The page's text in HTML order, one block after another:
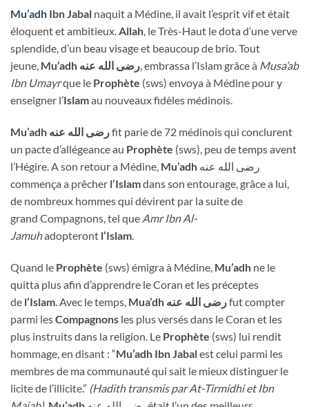
Mu’adh Ibn Jabal naquit a Médine, il avait l’esprit vif et était
éloquent et ambitieux.Allah, le Très-Haut le dota d’une verve
splendide, d’un beau visage et beaucoup de brio. Tout
jeune,
Mu’adh رضى الله عنه, embrassa l’Islam grâce à Musa’ab
Ibn Umayrque le Prophète (sws) envoya à Médine pour y
enseigner l’Islamau nouveaux fidèles médinois.
Mu’adh رضى الله عنهfit parie de 72 médinois qui conclurent
un pacte d’allégeance au Prophète (sws), peu de temps avent
l’Hégire. A son retour a Médine, Mu’adh
commença a prêcher l’Islamdans son entourage, grâce a lui,
de nombreux hommes qui dévirent par la suite de
grand Compagnons, tel que Amr Ibn Al-
Jamuhadopteront l’Islam.
Quand le Prophète (sws) émigra à Médine, Mu’adh ne le
quitta plus afin d’apprendre le Coran et les préceptes
de l’Islam. Avec le temps, Mua’dh رضى الله عنهfut compter
parmi lesCompagnons les plus versés dans le Coran et les
plus instruits dans la religion. Le Prophète (sws) lui rendit
hommage, en disant : “Mu’adh Ibn Jabalest celui parmi les
membres de ma communauté qui sait le mieux distinguer le
licite de l’illicite.” (Hadith transmis par At-Tirmidhi et Ibn